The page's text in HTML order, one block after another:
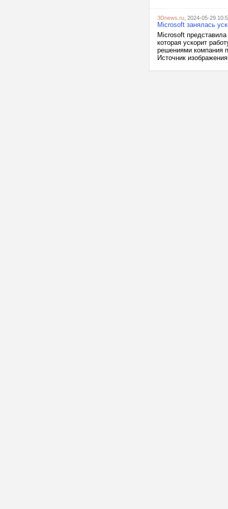
3Dnews.ru , 2024-05-29
Microsoft занялась
Microsoft
которая ускорит
решениями компания
Источник